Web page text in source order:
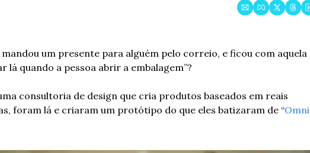
mandou um presente para alguém pelo correio, e ficou com aquela
lá quando a pessoa abrir a embalagem”?
consultoria de design que cria produtos baseados em reais
foram lá e criaram um protótipo do que eles batizaram de “Omni